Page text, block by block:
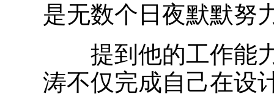
是无数个日夜默默努
提到他的工作能力
涛不仅完成自己在设